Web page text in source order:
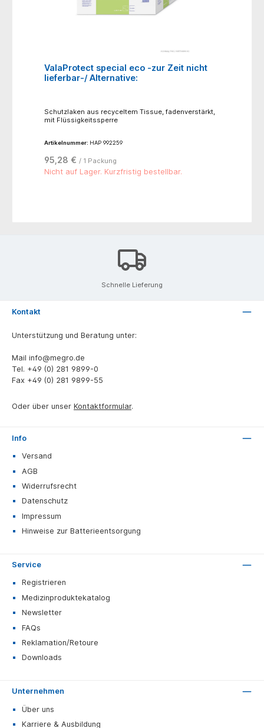
ValaProtect special eco -zur Zeit nicht
lieferbar-/ Alternative:
Schutzlaken aus recyceltem Tissue, fadenverstärkt,
mit Flüssigkeitssperre
Artikelnummer: HAP 992259
95,28 € / 1 Packung
Nicht auf Lager. Kurzfristig bestellbar.
Schnelle Lieferung
Kontakt
Unterstützung und Beratung unter:
Mail info@megro.de
Tel. +49 (0) 281 9899-0
Fax +49 (0) 281 9899-55
Oder über unser Kontaktformular.
Info
Versand
AGB
Widerrufsrecht
Datenschutz
Impressum
Hinweise zur Batterieentsorgung
Service
Registrieren
Medizinproduktekatalog
Newsletter
FAQs
Reklamation/Retoure
Downloads
Unternehmen
Über uns
Karriere & Ausbildung